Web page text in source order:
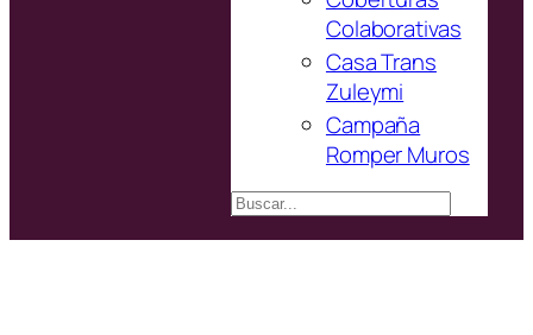
Colaborativas
Casa Trans
Zuleymi
Campaña
Romper Muros
Buscar